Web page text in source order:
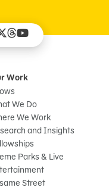
Work
We Do
We Work
and Insights
Parks & Live
Street